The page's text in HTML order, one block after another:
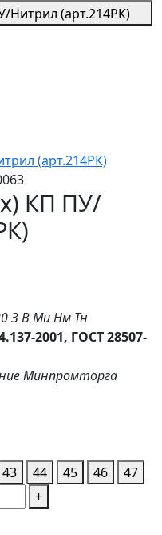
КП ПУ/
ЗВМиНм Тн
2001, ГОСТ 28507-
Минпромторга
43 44 45 46
47
+